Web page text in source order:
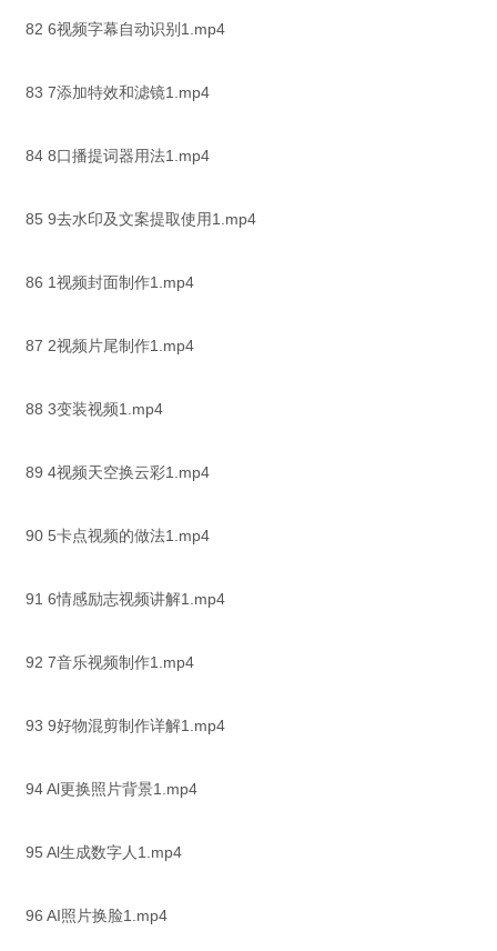
82 6视频字幕自动识别1.mp4
83 7添加特效和滤镜1.mp4
84 8口播提词器用法1.mp4
85 9去水印及文案提取使用1.mp4
86 1视频封面制作1.mp4
87 2视频片尾制作1.mp4
88 3变装视频1.mp4
89 4视频天空换云彩1.mp4
90 5卡点视频的做法1.mp4
91 6情感励志视频讲解1.mp4
92 7音乐视频制作1.mp4
93 9好物混剪制作详解1.mp4
94 Al更换照片背景1.mp4
95 Al生成数字人1.mp4
96 AI照片换脸1.mp4